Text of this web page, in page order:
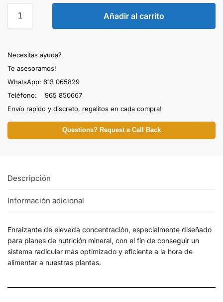
Añadir al carrito
Necesitas ayuda?
Te asesoramos!
WhatsApp: 613 065829
Teléfono: 965 850667
Envío rapido y discreto, regalitos en cada compra!
Questions? Request a Call Back
Descripción
Información adicional
Enraizante de elevada concentración, especialmente diseñado
para planes de nutrición mineral, con el fin de conseguir un
sistema radicular más optimizado y eficiente a la hora de
alimentar a nuestras plantas.